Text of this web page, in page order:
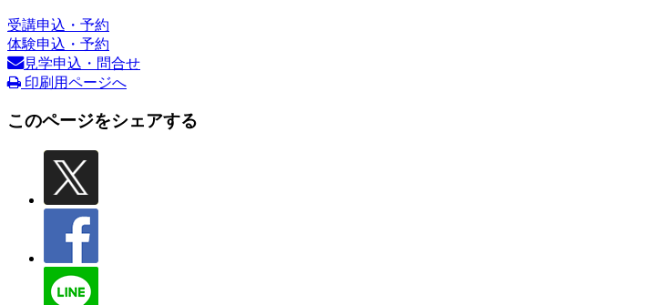
受講申込・予約
体験申込・予約
見学申込・問合せ
印刷用ページへ
このページをシェアする